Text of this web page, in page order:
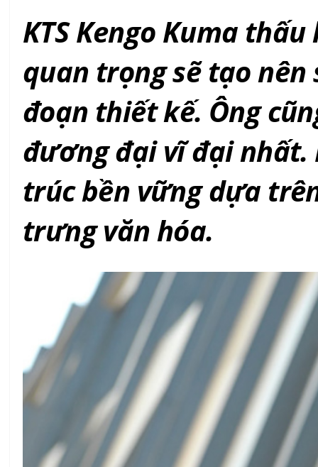
KTS Kengo Kuma
quan trọng sẽ tạo
đoạn thiết kế. Ông
đương đại vĩ đại nhất.
trúc bền vững dựa
trưng văn hóa.